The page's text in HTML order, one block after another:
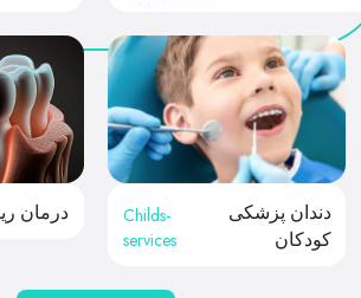
دندان پزشکی
کودکان
Childs-
services
درمان